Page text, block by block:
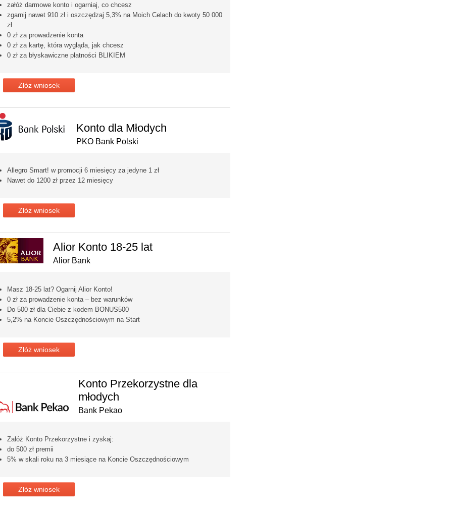
załóż darmowe konto i ogarniaj, co chcesz
zgarnij nawet 910 zł i oszczędzaj 5,3% na Moich Celach do kwoty 50 000
zł
0 zł za prowadzenie konta
0 zł za kartę, która wygląda, jak chcesz
0 zł za błyskawiczne płatności BLIKIEM
Złóż wniosek
Konto dla Młodych
PKO Bank Polski
Allegro Smart! w promocji 6 miesięcy za jedyne 1 zł
Nawet do 1200 zł przez 12 miesięcy
Złóż wniosek
Alior Konto 18-25 lat
Alior Bank
Masz 18-25 lat? Ogarnij Alior Konto!
0 zł za prowadzenie konta – bez warunków
Do 500 zł dla Ciebie z kodem BONUS500
5,2% na Koncie Oszczędnościowym na Start
Złóż wniosek
Konto Przekorzystne dla
młodych
Bank Pekao
Załóż Konto Przekorzystne i zyskaj:
do 500 zł premii
5% w skali roku na 3 miesiące na Koncie Oszczędnościowym
Złóż wniosek